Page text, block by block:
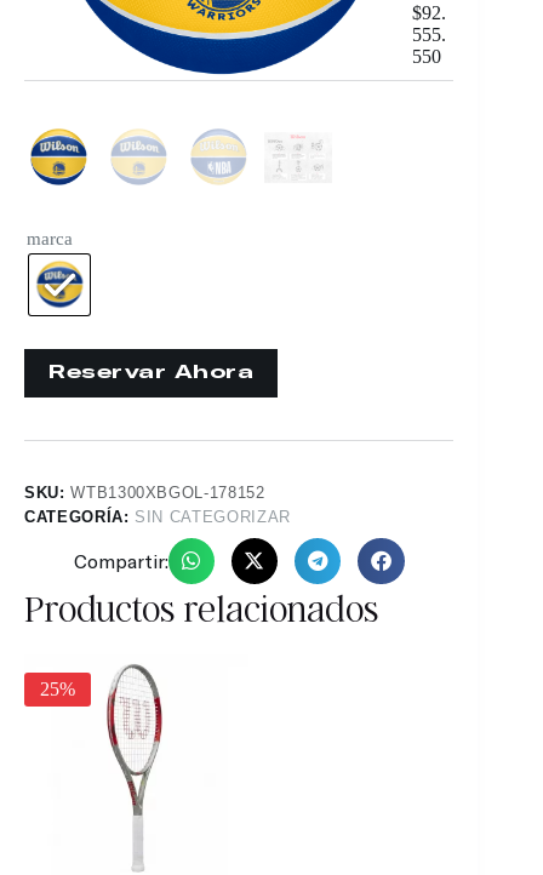
$92.
555.
550
marca
SKU:WTB1300XBGOL-178152
CATEGORÍA: SIN CATEGORIZAR
Compartir:
Productos relacionados
25%